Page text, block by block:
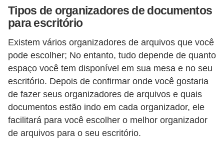
Tipos de organizadores de documentos
para escritório
Existem vários organizadores de arquivos que você
pode escolher; No entanto, tudo depende de quanto
espaço você tem disponível em sua mesa e no seu
escritório. Depois de confirmar onde você gostaria
de fazer seus organizadores de arquivos e quais
documentos estão indo em cada organizador, ele
facilitará para você escolher o melhor organizador
de arquivos para o seu escritório.
s
G
T
A
V
D
i
c
a